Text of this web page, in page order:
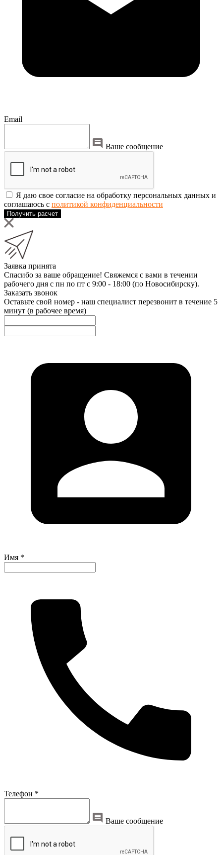
Email
Ваше сообщение
Я даю свое согласие на обработку персональных данных и
соглашаюсь с политикой конфиденциальности
Получить расчет
Заявка принята
Спасибо за ваше обращение! Свяжемся с вами в течении
рабочего дня с пн по пт с 9:00 - 18:00 (по Новосибирску).
Заказать звонок
Оставьте свой номер - наш специалист перезвонит в течение 5
минут (в рабочее время)
Имя *
Телефон *
Ваше сообщение